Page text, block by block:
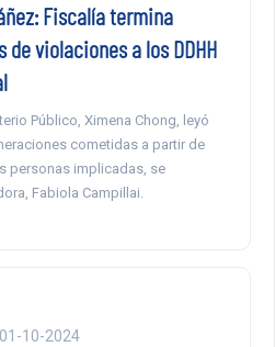
Fiscalía termina
violaciones a los DDHH
Público, Ximena Chong, leyó
cometidas a partir de
personas implicadas, se
Fabiola Campillai.
01-10-2024